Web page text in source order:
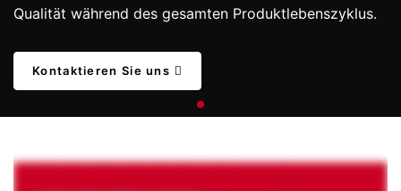
Qualität während des gesamten Produktlebenszyklus.
Kontaktieren Sie uns